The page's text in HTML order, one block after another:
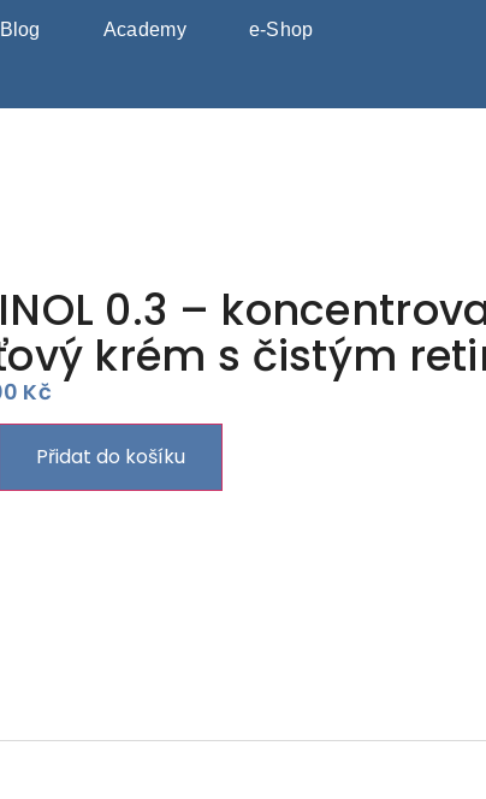
Blog Academy e-Shop
0.3 –
krém s čistým
Kč
Přidat do košíku